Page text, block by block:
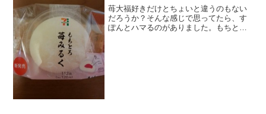
苺大福好きだけとちょいと違うのもない
だろうか？そんな感じで思ってたら、す
ぽんとハマるのがありました。もちとろ